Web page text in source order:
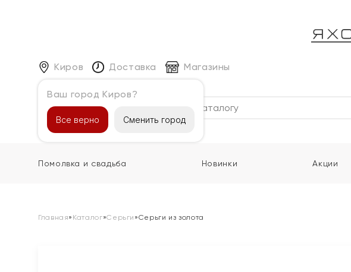
Киров
Ваш город Киров?
Все верно Сменить город
Доставка Магазины
Каталог
Помолвка и свадьба Новинки Акции
Главная» Каталог»Серьги »Серьги из золота